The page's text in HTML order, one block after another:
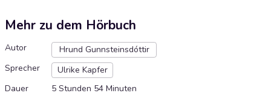
Mehr zu dem Hörbuch
Autor
Hrund Gunnsteinsdóttir
Sprecher
Ulrike Kapfer
Dauer
5 Stunden 54 Minuten